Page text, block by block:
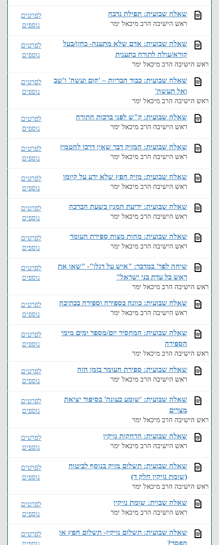
לפרטים
נוספים
שאלה שבועית: תפילת נדבה
ראש הישיבה הרב מיכאל ימר
לפרטים
נוספים
שאלה שבועית: אדם שלא מתענה- כחזן/בעל
קורא/עולה לתורה בתענית
ראש הישיבה הרב מיכאל ימר
לפרטים
נוספים
שאלה שבועית: כבוד הבריות – 'קום ועשה' ו'שב
ואל תעשה'
ראש הישיבה הרב מיכאל ימר
לפרטים
נוספים
שאלה שבועית: ק"ש לפני ברכות התורה
ראש הישיבה הרב מיכאל ימר
לפרטים
נוספים
שאלה שבועית: המזיק דבר שאין דרכו להטמין
ראש הישיבה הרב מיכאל ימר
לפרטים
נוספים
שאלה שבועית: מזיק חפץ שלא ידע על קיומו
ראש הישיבה הרב מיכאל ימר
לפרטים
נוספים
שאלה שבועית: ידיעת המנין בשעת הברכה
ראש הישיבה הרב מיכאל ימר
לפרטים
נוספים
שאלה שבועית: מהות מצות ספירת העומר
ראש הישיבה הרב מיכאל ימר
לפרטים
נוספים
שיחה לפר' במדבר: "איש על דגלו"- "שאו את
ראש כל עדת בני ישראל"
ראש הישיבה הרב מיכאל ימר
לפרטים
נוספים
שאלה שבועית: כוונה בספירה וספירה בכתיבה
ראש הישיבה הרב מיכאל ימר
לפרטים
נוספים
שאלה שבועית: המחסיר יום/מספר ימים מימי
הספירה
ראש הישיבה הרב מיכאל ימר
לפרטים
נוספים
שאלה שבועית: ספירת העומר בזמן הזה
ראש הישיבה הרב מיכאל ימר
לפרטים
נוספים
שאלה שבועית: 'שומע כעונה' בסיפור יציאת
מצרים
ראש הישיבה הרב מיכאל ימר
לפרטים
נוספים
שאלה שבועית: הרחקות נזיקין
ראש הישיבה הרב מיכאל ימר
לפרטים
נוספים
שאלה שבועית: תשלום מזיק בנוסף לביטוח
(שומת נזיקין חלק ד)
ראש הישיבה הרב מיכאל ימר
לפרטים
נוספים
שאלה שבוית: שומת נזיקין
ראש הישיבה הרב מיכאל ימר
לפרטים
שאלה שבועית: תשלום נזיקין- תשלום חפץ או
הפסד?